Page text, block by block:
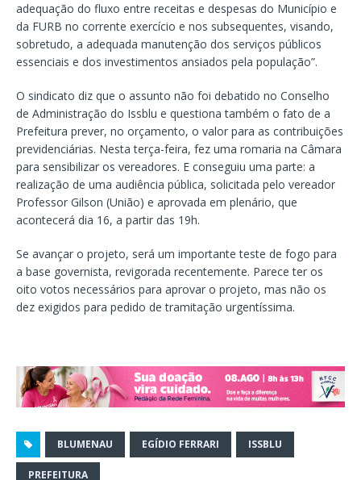
adequação do fluxo entre receitas e despesas do Município e
da FURB no corrente exercício e nos subsequentes, visando,
sobretudo, a adequada manutenção dos serviços públicos
essenciais e dos investimentos ansiados pela população”.
O sindicato diz que o assunto não foi debatido no Conselho
de Administração do Issblu e questiona também o fato de a
Prefeitura prever, no orçamento, o valor para as contribuições
previdenciárias. Nesta terça-feira, fez uma romaria na Câmara
para sensibilizar os vereadores. E conseguiu uma parte: a
realização de uma audiência pública, solicitada pelo vereador
Professor Gilson (União) e aprovada em plenário, que
acontecerá dia 16, a partir das 19h.
Se avançar o projeto, será um importante teste de fogo para
a base governista, revigorada recentemente. Parece ter os
oito votos necessários para aprovar o projeto, mas não os
dez exigidos para pedido de tramitação urgentíssima.
BLUMENAU EGÍDIO FERRARI ISSBLU
PREFEITURA